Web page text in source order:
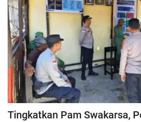
Tingkatkan Pam Swakarsa,